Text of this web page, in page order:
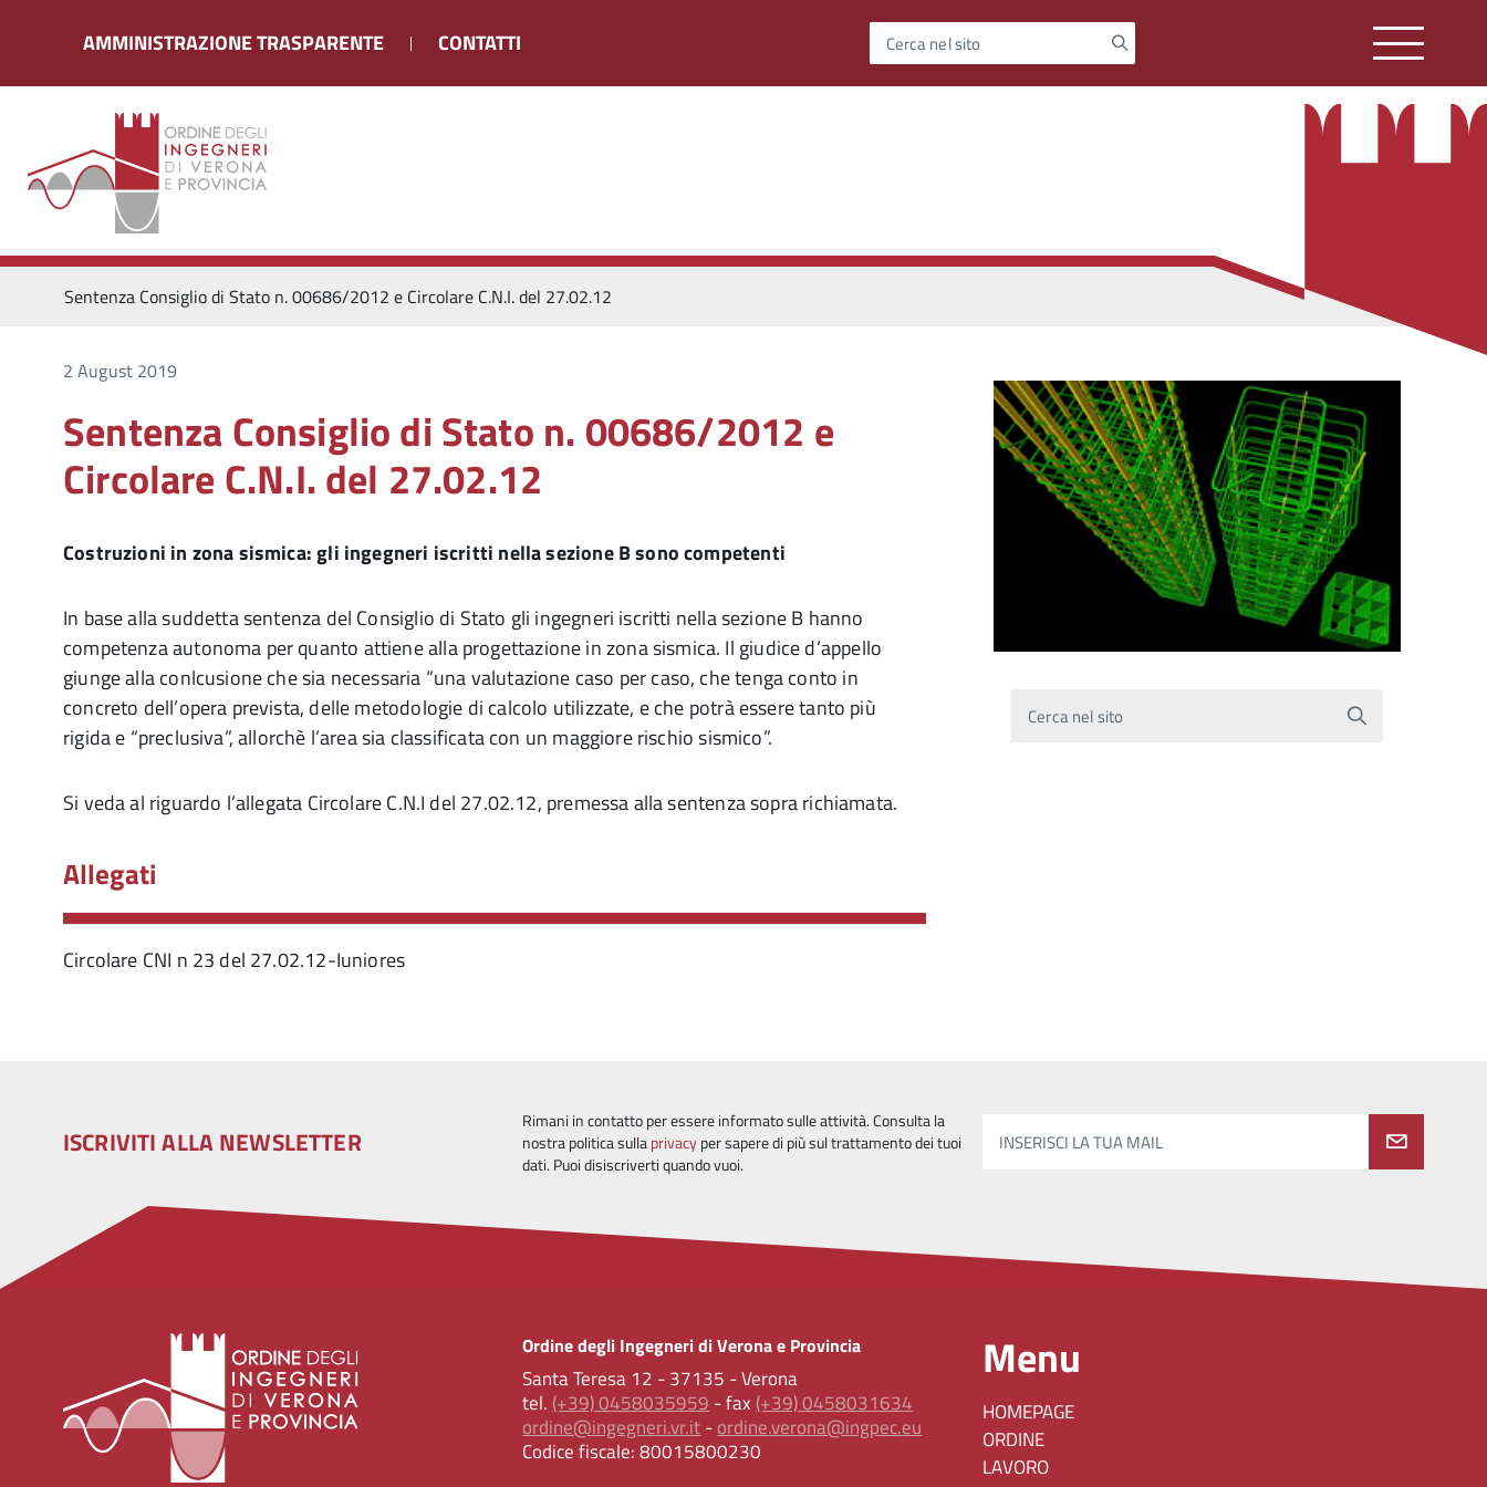
AMMINISTRAZIONE TRASPARENTE CONTATTI Cerca nel sito
Sentenza Consiglio di Stato n. 00686/2012 e Circolare C.N.I. del 27.02.12
2 August 2019
Sentenza Consiglio di Stato n. 00686/2012 e
Circolare C.N.I. del 27.02.12
Costruzioni in zona sismica: gli ingegneri iscritti nella sezione B sono competenti
In base alla suddetta sentenza del Consiglio di Stato gli ingegneri iscritti nella sezione B hanno
competenza autonoma per quanto attiene alla progettazione in zona sismica. Il giudice d’appello
giunge alla conlcusione che sia necessaria “una valutazione caso per caso, che tenga conto in
concreto dell’opera prevista, delle metodologie di calcolo utilizzate, e che potrà essere tanto più
rigida e “preclusiva”, allorchè l’area sia classificata con un maggiore rischio sismico”.
Si veda al riguardo l’allegata Circolare C.N.I del 27.02.12, premessa alla sentenza sopra richiamata.
Allegati
Circolare CNI n 23 del 27.02.12-Iuniores
Cerca nel sito
ISCRIVITI ALLA NEWSLETTER
Rimani in contatto per essere informato sulle attività. Consulta la
nostra politica sullaprivacyper sapere di più sul trattamento dei tuoi
dati. Puoi disiscriverti quando vuoi.
INSERISCI LA TUA MAIL
Ordine degli Ingegneri di Verona e Provincia
Santa Teresa 12 - 37135 - Verona
tel. (+39) 0458035959 - fax (+39) 0458031634
ordine@ingegneri.vr.it-ordine.verona@ingpec.eu
Codice fiscale:80015800230
Menu
HOMEPAGE
ORDINE
LAVORO